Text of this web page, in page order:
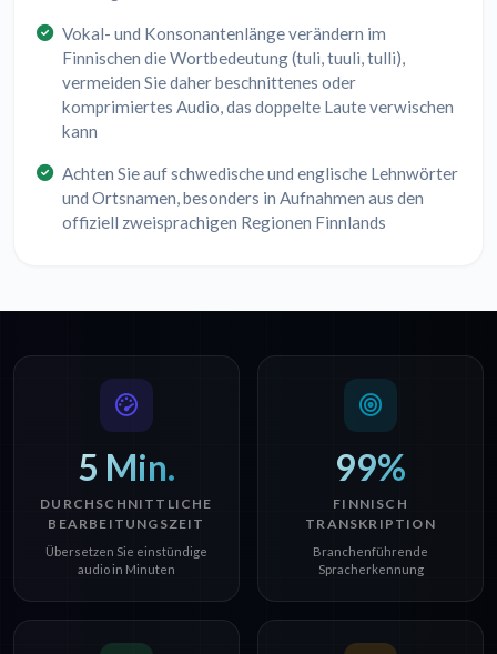
Vokal- und Konsonantenlänge verändern im
Finnischen die Wortbedeutung (tuli, tuuli, tulli),
vermeiden Sie daher beschnittenes oder
komprimiertes Audio, das doppelte Laute verwischen
kann
Achten Sie auf schwedische und englische Lehnwörter
und Ortsnamen, besonders in Aufnahmen aus den
offiziell zweisprachigen Regionen Finnlands
5 Min.
DURCHSCHNITTLICHE
BEARBEITUNGSZEIT
Übersetzen Sie einstündige
audio in Minuten
99%
FINNISCH
TRANSKRIPTION
Branchenführende
Spracherkennung